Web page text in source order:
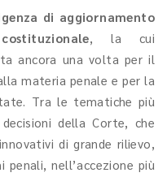
di aggiornamento
, la cui
ancora una volta per il
materia penale e per la
Tra le tematiche più
della Corte, che
di grande rilievo,
nell’accezione più